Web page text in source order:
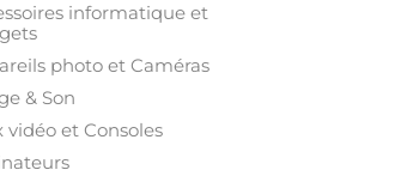
informatique et
photo et Caméras
& Son
vidéo et Consoles